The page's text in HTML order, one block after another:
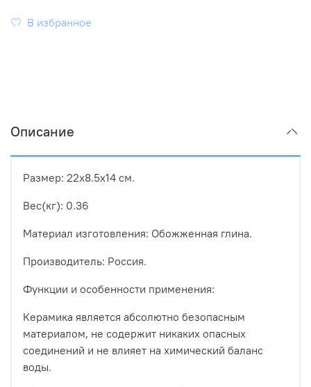
В избранное
Описание
Размер: 22х8.5х14 см.
Вес(кг): 0.36
Материал изготовления: Обожженная глина.
Производитель: Россия.
Функции и особенности применения:
Керамика является абсолютно безопасным
материалом, не содержит никаких опасных
соединений и не влияет на химический баланс
воды.